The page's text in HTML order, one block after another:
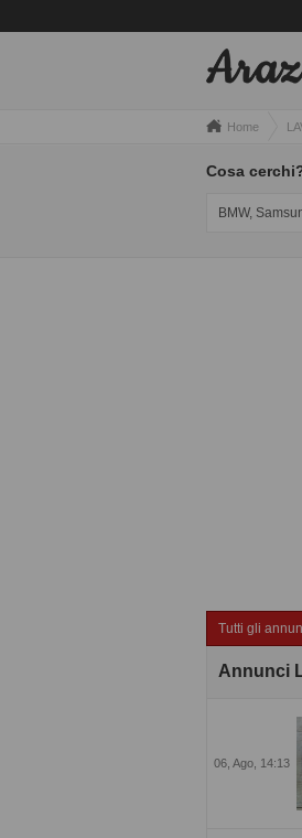
Home
Cosa
Tutti gli
Annunci
06, Ago, 14:13